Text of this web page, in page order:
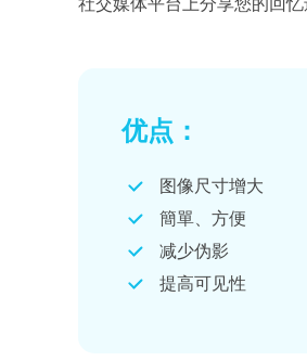
优点：
图像尺寸增大
簡單、方便
减少伪影
提高可见性